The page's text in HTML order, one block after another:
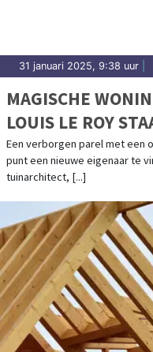
31 januari 2025, 9:38 uur
MAGISCHE
LOUIS LE ROY
VOOR HOE LANG?
Een verborgen parel met een
punt een nieuwe eigenaar te
tuinarchitect, [...]